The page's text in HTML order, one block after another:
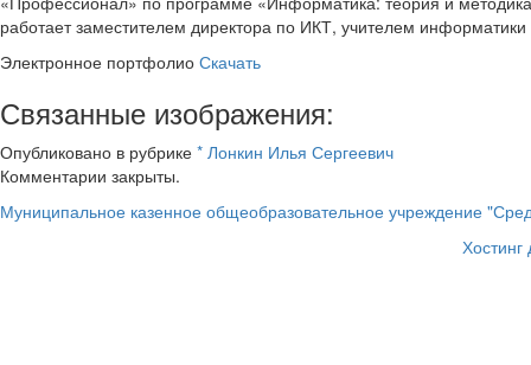
работает заместителем директора по ИКТ, учителем
Электронное портфолио Скачать
Связанные изображения:
Опубликовано в рубрике * Лонкин Илья Сергеевич
Комментарии закрыты.
Муниципальное казенное общеобразовательное учреждение
Хостинг